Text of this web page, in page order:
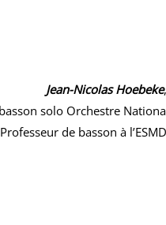
Jean-Nicolas Hoebeke,
basson solo Orchestre
Professeur de basson à